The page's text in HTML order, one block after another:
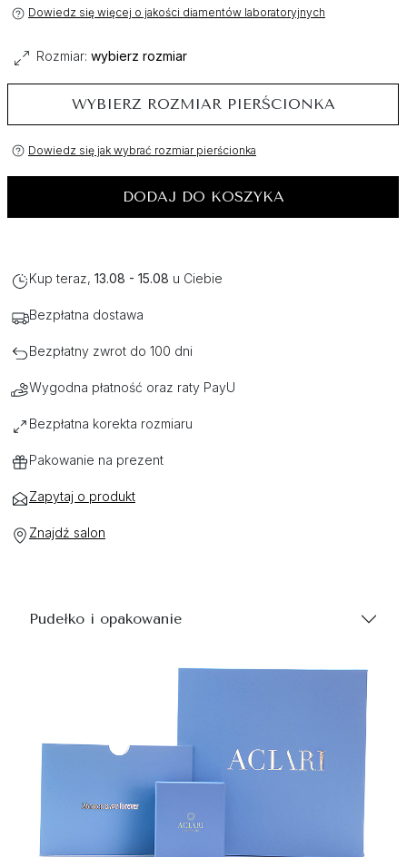
Dowiedz się więcej o jakości diamentów laboratoryjnych
Rozmiar: wybierz rozmiar
WYBIERZ ROZMIAR PIERŚCIONKA
Dowiedz się jak wybrać rozmiar pierścionka
DODAJ DO KOSZYKA
Kup teraz, 13.08 - 15.08 u Ciebie
Bezpłatna dostawa
Bezpłatny zwrot do 100 dni
Wygodna płatność oraz raty PayU
Bezpłatna korekta rozmiaru
Pakowanie na prezent
Zapytaj o produkt
Znajdź salon
Pudełko i opakowanie